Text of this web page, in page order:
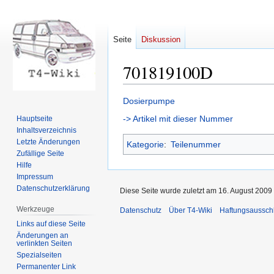
701819100D
Zur
Navigation
Zur
Suche
Dosierpumpe
-> Artikel mit dieser Nummer
Kategorie: Teilenummer
Seite Diskussion
Hauptseite
Inhaltsverzeichnis
Letzte Änderungen
Zufällige Seite
Hilfe
Impressum
Datenschutzerklärung
Werkzeuge
Links auf diese Seite
Änderungen an
verlinkten Seiten
Spezialseiten
Permanenter Link
Diese Seite wurde zuletzt am 16. August
Datenschutz Über T4-Wiki